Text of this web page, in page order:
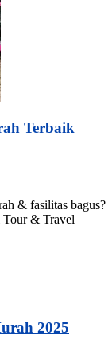
Terbaik
& fasilitas bagus?
Tour & Travel
2025